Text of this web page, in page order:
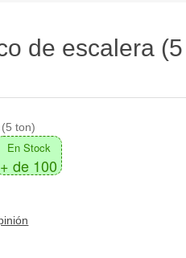
de escalera
ton)
En Stock
+ de 100